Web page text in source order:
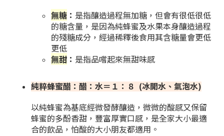
無糖 ： 是指釀造過程無加糖，但會有很低很低
的糖含量，是因為純蜂蜜及水果本身釀造過程
的殘糖成分，經過稀釋後食用其含糖量會更低
更低
無甜 ： 是指品嚐起來無甜味感
純粹蜂蜜醋：醋：水＝１：８ (冰開水、氣泡水)
以純蜂蜜為基底經微發酵釀造，微微的酸感又保留
蜂蜜的多酚香甜，豐富厚實口感，是全家大小最適
合的飲品，怕酸的大小朋友都適用。